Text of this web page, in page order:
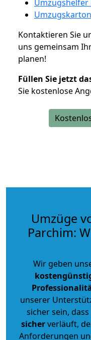
Kontaktieren Sie
uns gemeinsam
planen!
Füllen Sie jetzt
Sie kostenlose
Umzüge
Parchim:
Wir geben
unserer
sicher sein,
sicherverläuft,
Anforderungen